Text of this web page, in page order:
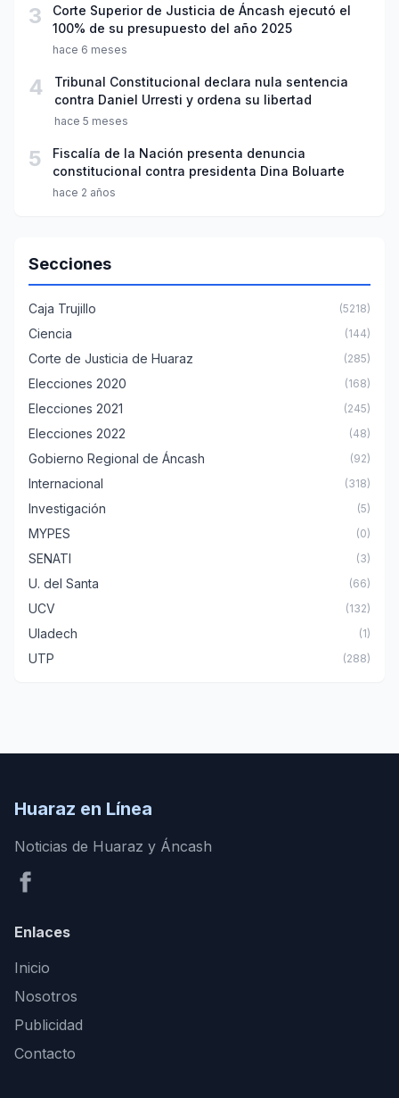
3
Corte Superior de Justicia de Áncash ejecutó el
100% de su presupuesto del año 2025
hace 6 meses
4
Tribunal Constitucional declara nula sentencia
contra Daniel Urresti y ordena su libertad
hace 5 meses
5
Fiscalía de la Nación presenta denuncia
constitucional contra presidenta Dina Boluarte
hace 2 años
Secciones
Caja Trujillo (5218)
Ciencia (144)
Corte de Justicia de Huaraz (285)
Elecciones 2020 (168)
Elecciones 2021 (245)
Elecciones 2022 (48)
Gobierno Regional de Áncash (92)
Internacional (318)
Investigación (5)
MYPES (0)
SENATI (3)
U. del Santa (66)
UCV (132)
Uladech (1)
UTP (288)
Huaraz en Línea
Noticias de Huaraz y Áncash
Enlaces
Inicio
Nosotros
Publicidad
Contacto